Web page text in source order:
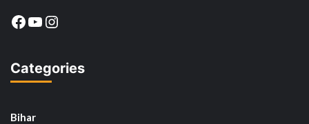
Facebook
YouTube
Instagram
Categories
Bihar